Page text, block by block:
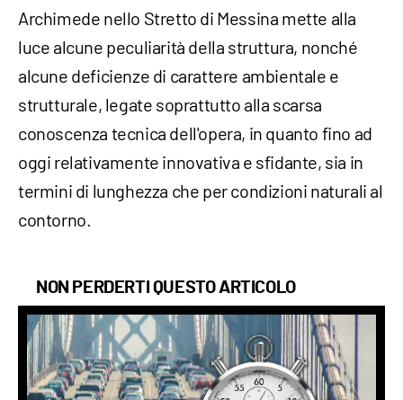
Archimede nello Stretto di Messina mette alla
luce alcune peculiarità della struttura, nonché
alcune deficienze di carattere ambientale e
strutturale, legate soprattutto alla scarsa
conoscenza tecnica dell'opera, in quanto fino ad
oggi relativamente innovativa e sfidante, sia in
termini di lunghezza che per condizioni naturali al
contorno.
NON PERDERTI QUESTO ARTICOLO